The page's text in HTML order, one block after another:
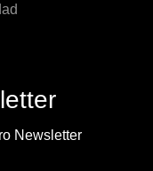
Newsletter